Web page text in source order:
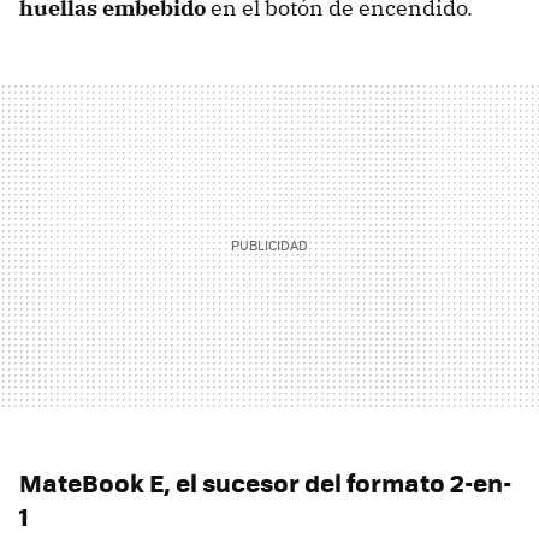
huellas embebidoen el botón de encendido.
MateBook E, el sucesor del formato 2-en-
1